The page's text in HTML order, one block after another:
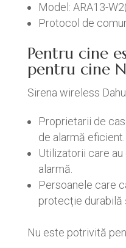
Model: ARA13-
Protocol de
Pentru cine
pentru cine
Sirena wireless
Proprietarii de
de alarmă eficient.
Utilizatorii care
alarmă.
Persoanele care
protecție durabilă
Nu este potrivită